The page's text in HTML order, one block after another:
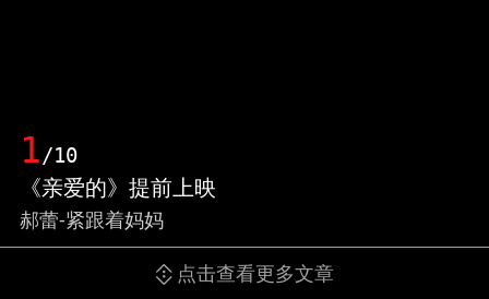
1/10
《亲爱的》提前上映
郝蕾-紧跟着妈妈
点击查看更多文章